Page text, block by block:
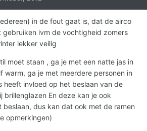
in de fout gaat is, dat de airco
gebruiken ivm de vochtigheid zomers
lekker veilig
moet staan , ga je met een natte jas in
warm, ga je met meerdere personen in
heeft invloed op het beslaan van de
brillenglazen En deze kan je ook
beslaan, dus kan dat ook met de ramen
opmerkingen)